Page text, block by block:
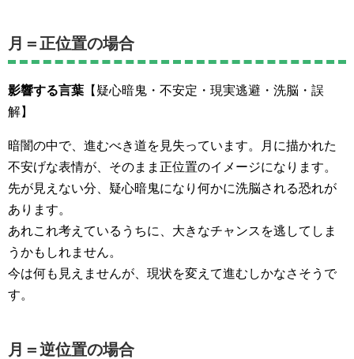
月＝正位置の場合
影響する言葉 【疑心暗鬼・不安定・現実逃避・洗脳・誤
解】
暗闇の中で、進むべき道を見失っています。月に描かれた
不安げな表情が、そのまま正位置のイメージになります。
先が見えない分、疑心暗鬼になり何かに洗脳される恐れが
あります。
あれこれ考えているうちに、大きなチャンスを逃してしま
うかもしれません。
今は何も見えませんが、現状を変えて進むしかなさそうで
す。
月＝逆位置の場合